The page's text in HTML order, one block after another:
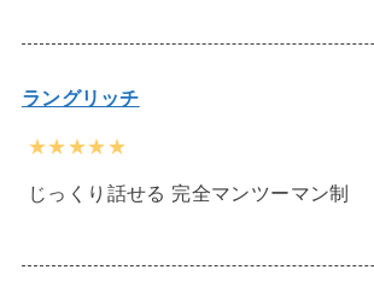
ラングリッチ
★★★★★
じっくり話せる 完全マンツーマン制